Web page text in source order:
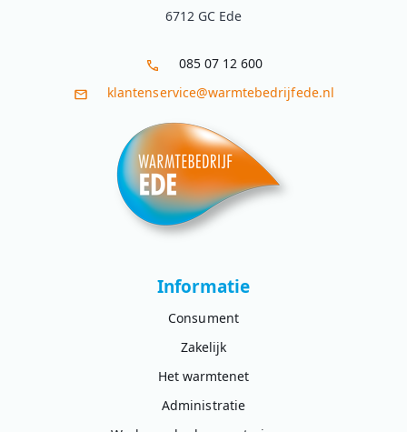
6712 GC Ede
085 07 12 600
klantenservice@warmtebedrijfede.nl
Informatie
Consument
Zakelijk
Het warmtenet
Administratie